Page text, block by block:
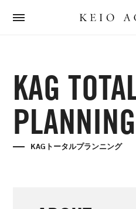
KAG
PLANNING
KAGトータルプランニング